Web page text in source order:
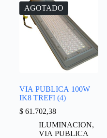
AGOTADO
VIA PUBLICA 100W
IK8 TREFI (4)
$ 61.702,38
ILUMINACION,
VIA PUBLICA